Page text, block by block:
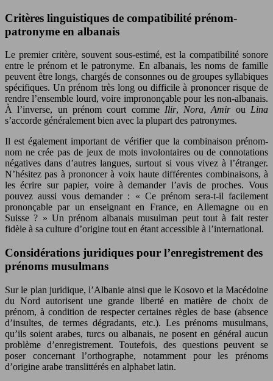
Critères linguistiques de compatibilité prénom-
patronyme en albanais
Le premier critère, souvent sous-estimé, est la compatibilité sonore
entre le prénom et le patronyme. En albanais, les noms de famille
peuvent être longs, chargés de consonnes ou de groupes syllabiques
spécifiques. Un prénom très long ou difficile à prononcer risque de
rendre l’ensemble lourd, voire imprononçable pour les non-albanais.
À l’inverse, un prénom court comme Ilir, Nora,Amirou Lina
s’accorde généralement bien avec la plupart des patronymes.
Il est également important de vérifier que la combinaison prénom-
nom ne crée pas de jeux de mots involontaires ou de connotations
négatives dans d’autres langues, surtout si vous vivez à l’étranger.
N’hésitez pas à prononcer à voix haute différentes combinaisons, à
les écrire sur papier, voire à demander l’avis de proches. Vous
pouvez aussi vous demander : « Ce prénom sera-t-il facilement
prononçable par un enseignant en France, en Allemagne ou en
Suisse ? » Un prénom albanais musulman peut tout à fait rester
fidèle à sa culture d’origine tout en étant accessible à l’international.
Considérations juridiques pour l’enregistrement des
prénoms musulmans
Sur le plan juridique, l’Albanie ainsi que le Kosovo et la Macédoine
du Nord autorisent une grande liberté en matière de choix de
prénom, à condition de respecter certaines règles de base (absence
d’insultes, de termes dégradants, etc.). Les prénoms musulmans,
qu’ils soient arabes, turcs ou albanais, ne posent en général aucun
problème d’enregistrement. Toutefois, des questions peuvent se
poser concernant l’orthographe, notamment pour les prénoms
d’origine arabe translittérés en alphabet latin.